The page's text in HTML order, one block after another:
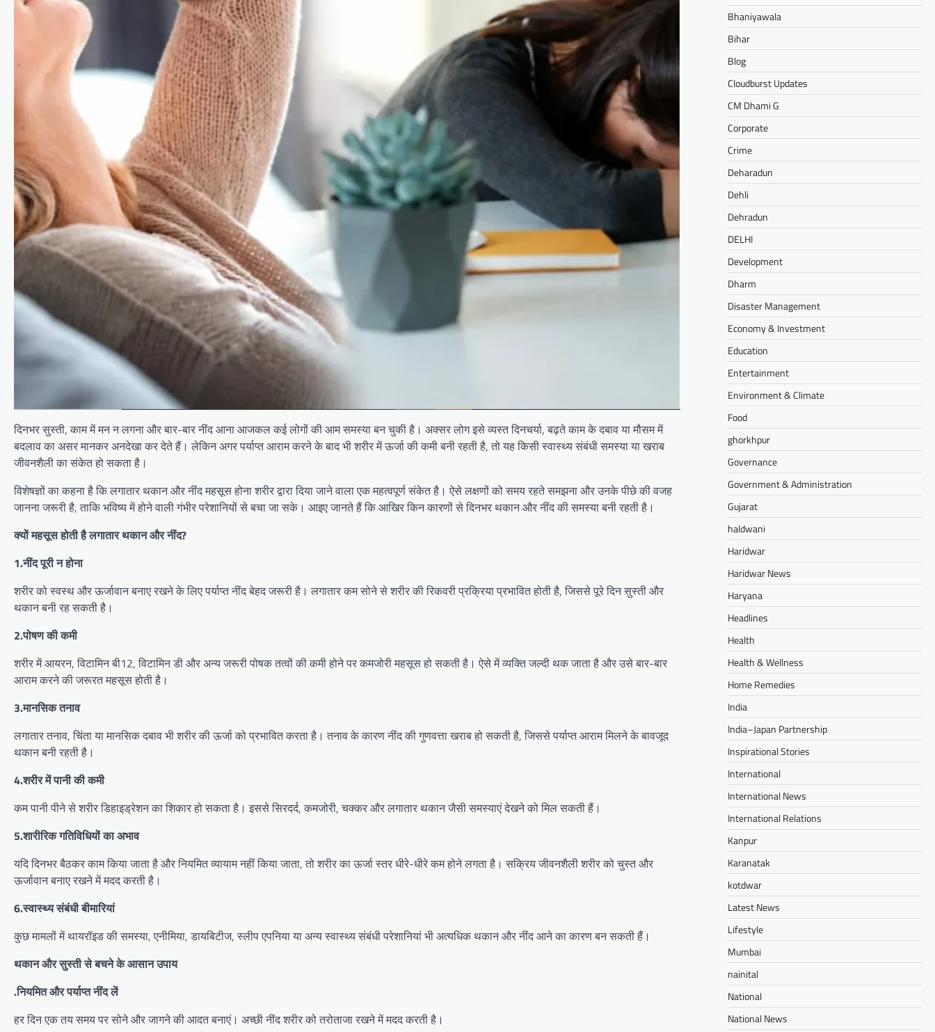
दिनभर सुस्ती, काम में मन न लगना और बार-बार नींद आना आजकल कई लोगों की आम समस्या बन चुकी है। अक्सर लोग इसे व्यस्त दिनचर्या, बढ़ते काम के दबाव या मौसम में
बदलाव का असर मानकर अनदेखा कर देते हैं। लेकिन अगर पर्याप्त आराम करने के बाद भी शरीर में ऊर्जा की कमी बनी रहती है, तो यह किसी स्वास्थ्य संबंधी समस्या या खराब
जीवनशैली का संकेत हो सकता है।
विशेषज्ञों का कहना है कि लगातार थकान और नींद महसूस होना शरीर द्वारा दिया जाने वाला एक महत्वपूर्ण संकेत है। ऐसे लक्षणों को समय रहते समझना और उनके पीछे की वजह
जानना जरूरी है, ताकि भविष्य में होने वाली गंभीर परेशानियों से बचा जा सके। आइए जानते हैं कि आखिर किन कारणों से दिनभर थकान और नींद की समस्या बनी रहती है।
क्यों महसूस होती है लगातार थकान और नींद?
1.नींद पूरी न होना
शरीर को स्वस्थ और ऊर्जावान बनाए रखने के लिए पर्याप्त नींद बेहद जरूरी है। लगातार कम सोने से शरीर की रिकवरी प्रक्रिया प्रभावित होती है, जिससे पूरे दिन सुस्ती और
थकान बनी रह सकती है।
2.पोषण की कमी
शरीर में आयरन, विटामिन बी12, विटामिन डी और अन्य जरूरी पोषक तत्वों की कमी होने पर कमजोरी महसूस हो सकती है। ऐसे में व्यक्ति जल्दी थक जाता है और उसे बार-बार
आराम करने की जरूरत महसूस होती है।
3.मानसिक तनाव
लगातार तनाव, चिंता या मानसिक दबाव भी शरीर की ऊर्जा को प्रभावित करता है। तनाव के कारण नींद की गुणवत्ता खराब हो सकती है, जिससे पर्याप्त आराम मिलने के बावजूद
थकान बनी रहती है।
4.शरीर में पानी की कमी
कम पानी पीने से शरीर डिहाइड्रेशन का शिकार हो सकता है। इससे सिरदर्द, कमजोरी, चक्कर और लगातार थकान जैसी समस्याएं देखने को मिल सकती हैं।
5.शारीरिक गतिविधियों का अभाव
यदि दिनभर बैठकर काम किया जाता है और नियमित व्यायाम नहीं किया जाता, तो शरीर का ऊर्जा स्तर धीरे-धीरे कम होने लगता है। सक्रिय जीवनशैली शरीर को चुस्त और
ऊर्जावान बनाए रखने में मदद करती है।
6.स्वास्थ्य संबंधी बीमारियां
कुछ मामलों में थायरॉइड की समस्या, एनीमिया, डायबिटीज, स्लीप एपनिया या अन्य स्वास्थ्य संबंधी परेशानियां भी अत्यधिक थकान और नींद आने का कारण बन सकती हैं।
थकान और सुस्ती से बचने के आसान उपाय
.नियमित और पर्याप्त नींद लें
हर दिन एक तय समय पर सोने और जागने की आदत बनाएं। अच्छी नींद शरीर को तरोताजा रखने में मदद करती है।
Bhaniyawala
Bihar
Blog
Cloudburst Updates
CM Dhami G
Corporate
Crime
Deharadun
Dehli
Dehradun
DELHI
Development
Dharm
Disaster Management
Economy & Investment
Education
Entertainment
Environment & Climate
Food
ghorkhpur
Governance
Government & Administration
Gujarat
haldwani
Haridwar
Haridwar News
Haryana
Headlines
Health
Health & Wellness
Home Remedies
India
India–Japan Partnership
Inspirational Stories
International
International News
International Relations
Kanpur
Karanatak
kotdwar
Latest News
Lifestyle
Mumbai
nainital
National
National News